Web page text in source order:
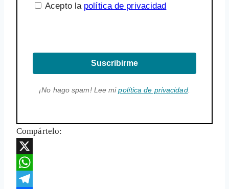
Acepto la política de privacidad
Suscribirme
¡No hago spam! Lee mipolítica de privacidad.
Compártelo:
X
WhatsApp